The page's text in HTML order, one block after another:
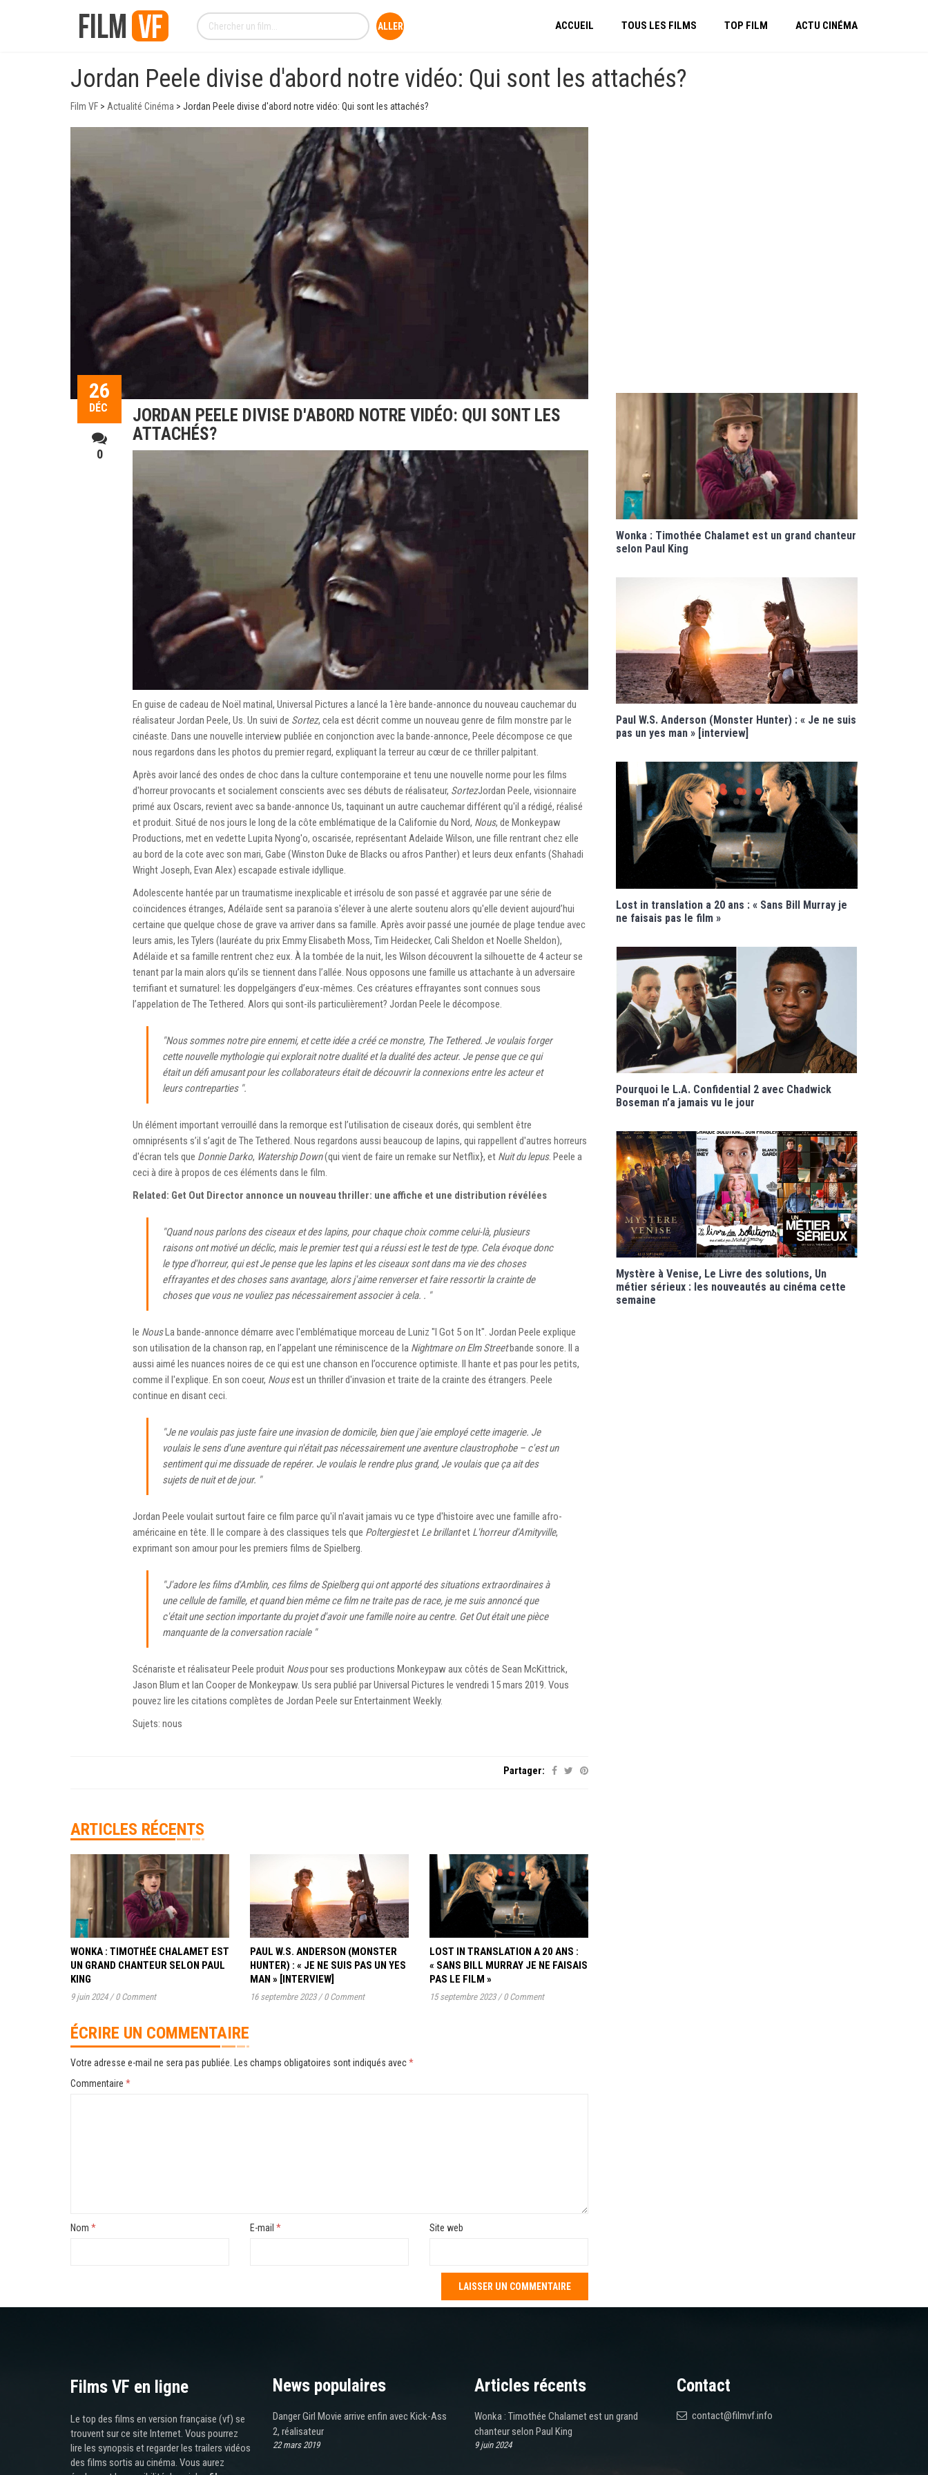
ACCUEIL TOUS LES FILMS TOP FILM ACTU CINÉMA
Jordan Peele divise d'abord notre vidéo: Qui sont les attachés?
Film VF > Actualité Cinéma > Jordan Peele divise d'abord notre vidéo: Qui sont les attachés?
26
DÉC
0
JORDAN PEELE DIVISE D'ABORD NOTRE VIDÉO: QUI SONT LES
ATTACHÉS?
En guise de cadeau de Noël matinal, Universal Pictures a lancé la 1ère bande-annonce du nouveau cauchemar du
réalisateur Jordan Peele, Us. Un suivi de Sortez, cela est décrit comme un nouveau genre de film monstre par le
cinéaste. Dans une nouvelle interview publiée en conjonction avec la bande-annonce, Peele décompose ce que
nous regardons dans les photos du premier regard, expliquant la terreur au cœur de ce thriller palpitant.
Après avoir lancé des ondes de choc dans la culture contemporaine et tenu une nouvelle norme pour les films
d'horreur provocants et socialement conscients avec ses débuts de réalisateur, SortezJordan Peele, visionnaire
primé aux Oscars, revient avec sa bande-annonce Us, taquinant un autre cauchemar différent qu'il a rédigé, réalisé
et produit. Situé de nos jours le long de la côte emblématique de la Californie du Nord, Nous, de Monkeypaw
Productions, met en vedette Lupita Nyong'o, oscarisée, représentant Adelaide Wilson, une fille rentrant chez elle
au bord de la cote avec son mari, Gabe (Winston Duke de Blacks ou afros Panther) et leurs deux enfants (Shahadi
Wright Joseph, Evan Alex) escapade estivale idyllique.
Adolescente hantée par un traumatisme inexplicable et irrésolu de son passé et aggravée par une série de
coïncidences étranges, Adélaïde sent sa paranoïa s'élever à une alerte soutenu alors qu'elle devient aujourd’hui
certaine que quelque chose de grave va arriver dans sa famille. Après avoir passé une journée de plage tendue avec
leurs amis, les Tylers (lauréate du prix Emmy Elisabeth Moss, Tim Heidecker, Cali Sheldon et Noelle Sheldon),
Adélaïde et sa famille rentrent chez eux. À la tombée de la nuit, les Wilson découvrent la silhouette de 4 acteur se
tenant par la main alors qu’ils se tiennent dans l’allée. Nous opposons une famille us attachante à un adversaire
terrifiant et surnaturel: les doppelgängers d’eux-mêmes. Ces créatures effrayantes sont connues sous
l’appelation de The Tethered. Alors qui sont-ils particulièrement? Jordan Peele le décompose.
"Nous sommes notre pire ennemi, et cette idée a créé ce monstre, The Tethered. Je voulais forger
cette nouvelle mythologie qui explorait notre dualité et la dualité des acteur. Je pense que ce qui
était un défi amusant pour les collaborateurs était de découvrir la connexions entre les acteur et
leurs contreparties ".
Un élément important verrouillé dans la remorque est l’utilisation de ciseaux dorés, qui semblent être
omniprésents s’il s’agit de The Tethered. Nous regardons aussi beaucoup de lapins, qui rappellent d'autres horreurs
d'écran tels que Donnie Darko, Watership Down(qui vient de faire un remake sur Netflix}, et Nuit du lepus. Peele a
ceci à dire à propos de ces éléments dans le film.
Related: Get Out Director annonce un nouveau thriller: une affiche et une distribution révélées
"Quand nous parlons des ciseaux et des lapins, pour chaque choix comme celui-là, plusieurs
raisons ont motivé un déclic, mais le premier test qui a réussi est le test de type. Cela évoque donc
le type d'horreur, qui est Je pense que les lapins et les ciseaux sont dans ma vie des choses
effrayantes et des choses sans avantage, alors j'aime renverser et faire ressortir la crainte de
choses que vous ne vouliez pas nécessairement associer à cela. . "
le NousLa bande-annonce démarre avec l'emblématique morceau de Luniz "I Got 5 on It". Jordan Peele explique
son utilisation de la chanson rap, en l’appelant une réminiscence de la Nightmare on Elm Streetbande sonore. Il a
aussi aimé les nuances noires de ce qui est une chanson en l’occurence optimiste. Il hante et pas pour les petits,
comme il l'explique. En son coeur, Nousest un thriller d'invasion et traite de la crainte des étrangers. Peele
continue en disant ceci.
"Je ne voulais pas juste faire une invasion de domicile, bien que j'aie employé cette imagerie. Je
voulais le sens d'une aventure qui n'était pas nécessairement une aventure claustrophobe – c'est un
sentiment qui me dissuade de repérer. Je voulais le rendre plus grand, Je voulais que ça ait des
sujets de nuit et de jour. "
Jordan Peele voulait surtout faire ce film parce qu'il n'avait jamais vu ce type d'histoire avec une famille afro-
américaine en tête. Il le compare à des classiques tels que Poltergiestet Le brillantet L'horreur d'Amityville,
exprimant son amour pour les premiers films de Spielberg.
"J'adore les films d'Amblin, ces films de Spielberg qui ont apporté des situations extraordinaires à
une cellule de famille, et quand bien même ce film ne traite pas de race, je me suis annoncé que
c'était une section importante du projet d'avoir une famille noire au centre. Get Out était une pièce
manquante de la conversation raciale "
Scénariste et réalisateur Peele produit Nouspour ses productions Monkeypaw aux côtés de Sean McKittrick,
Jason Blum et Ian Cooper de Monkeypaw. Us sera publié par Universal Pictures le vendredi 15 mars 2019. Vous
pouvez lire les citations complètes de Jordan Peele sur Entertainment Weekly.
Sujets: nous
Partager:
ARTICLES RÉCENTS
WONKA : TIMOTHÉE CHALAMET EST
UN GRAND CHANTEUR SELON PAUL
KING
9 juin 2024 / 0 Comment
PAUL W.S. ANDERSON (MONSTER
HUNTER) : « JE NE SUIS PAS UN YES
MAN » [INTERVIEW]
16 septembre 2023 / 0 Comment
LOST IN TRANSLATION A 20 ANS :
« SANS BILL MURRAY JE NE FAISAIS
PAS LE FILM »
15 septembre 2023 / 0 Comment
ÉCRIRE UN COMMENTAIRE
Votre adresse e-mail ne sera pas publiée. Les champs obligatoires sont indiqués avec*
Commentaire *
Nom * E-mail * Site web
Wonka : Timothée Chalamet est un grand chanteur
selon Paul King
Paul W.S. Anderson (Monster Hunter) : « Je ne suis
pas un yes man » [interview]
Lost in translation a 20 ans : « Sans Bill Murray je
ne faisais pas le film »
Pourquoi le L.A. Confidential 2 avec Chadwick
Boseman n’a jamais vu le jour
Mystère à Venise, Le Livre des solutions, Un
métier sérieux : les nouveautés au cinéma cette
semaine
Films VF en ligne
Le top des films en version française (vf) se
trouvent sur ce site Internet. Vous pourrez
lire les synopsis et regarder les trailers vidéos
des films sortis au cinéma. Vous aurez
News populaires
Danger Girl Movie arrive enfin avec Kick-Ass
2, réalisateur
22 mars 2019
Articles récents
Wonka : Timothée Chalamet est un grand
chanteur selon Paul King
9 juin 2024
Contact
contact@filmvf.info